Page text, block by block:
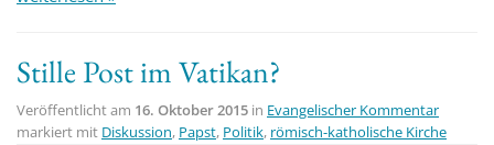
Stille Post im Vatikan?
Veröffentlicht am 16. Oktober 2015 in Evangelischer Kommentar
markiert mit Diskussion, Papst, Politik, römisch-katholische Kirche